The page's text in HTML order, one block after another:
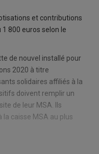
et contributions
800 euros selon le
de nouvel installé pour
2020 à titre
solidaires affiliés à la
doivent remplir un
de leur MSA. Ils
caisse MSA au plus